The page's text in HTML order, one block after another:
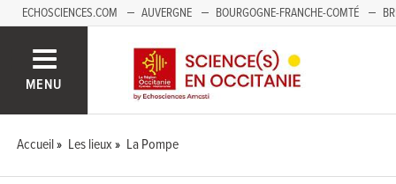
ECHOSCIENCES.COM AUVERGNE BOURGOGNE-FRANCHE-COMTÉ
MENU
Accueil Les lieux La Pompe